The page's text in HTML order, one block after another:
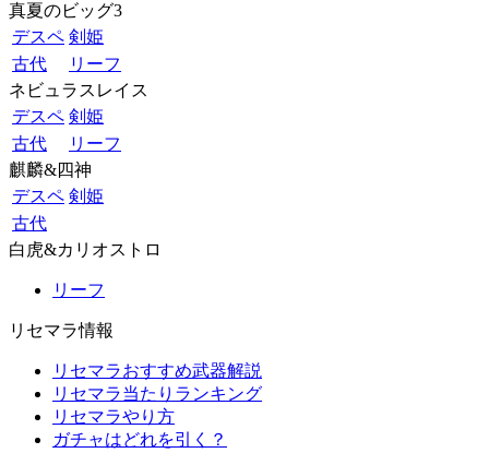
真夏のビッグ3
デスペ 剣姫
古代
リーフ
ネビュラスレイス
デスペ 剣姫
古代
リーフ
麒麟&四神
デスペ 剣姫
古代
白虎&カリオストロ
リーフ
リセマラ情報
リセマラおすすめ武器解説
リセマラ当たりランキング
リセマラやり方
ガチャはどれを引く？